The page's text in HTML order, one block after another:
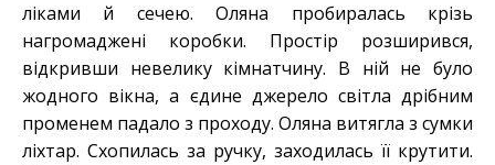
ліками й сечею. Оляна пробиралась крізь
нагромаджені коробки. Простір розширився,
відкривши невелику кімнатчину. В ній не було
жодного вікна, а єдине джерело світла дрібним
променем падало з проходу. Оляна витягла з сумки
ліхтар. Схопилась за ручку, заходилась її крутити.